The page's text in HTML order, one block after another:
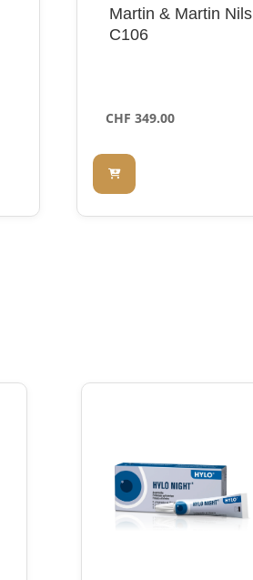
Martin & Martin Nils
C106
CHF 349.00